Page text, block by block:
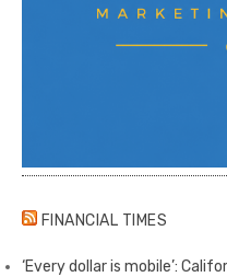
FINANCIAL TIMES
‘Every dollar is mobile’: